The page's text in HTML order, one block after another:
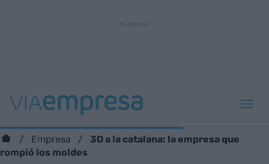
Empresa
3D a la catalana: la empresa que
rompió los moldes